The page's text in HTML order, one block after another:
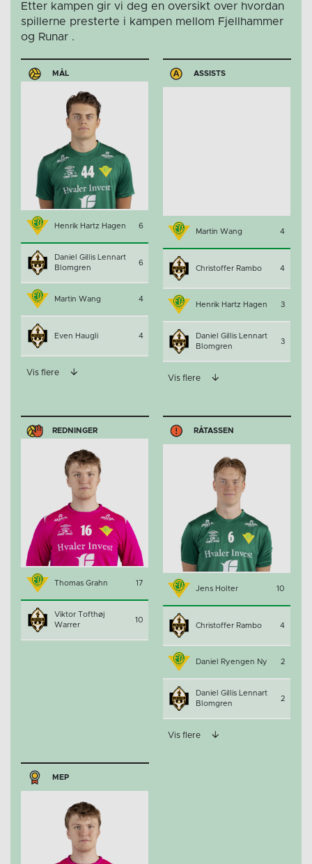
Etter kampen gir vi deg en oversikt over hvordan
spillerne presterte i kampen mellom Fjellhammer
og Runar .
MÅL
Henrik Hartz Hagen 6
Daniel Gillis Lennart
Blomgren
6
Martin Wang 4
Even Haugli 4
Vis flere
ASSISTS
Martin Wang 4
Christoffer Rambo 4
Henrik Hartz Hagen 3
Daniel Gillis Lennart
Blomgren
3
Vis flere
REDNINGER
Thomas Grahn 17
Viktor Tofthøj
Warrer
10
RÅTASSEN
Jens Holter 10
Christoffer Rambo 4
Daniel Ryengen Ny 2
Daniel Gillis Lennart
Blomgren
2
Vis flere
MEP